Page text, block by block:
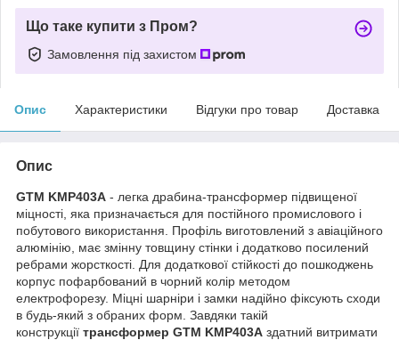
Що таке купити з Пром?
Замовлення під захистом
Опис Характеристики Відгуки про товар Доставка
Опис
GTM KMP403A - легка драбина-трансформер підвищеної
міцності, яка призначається для постійного промислового і
побутового використання. Профіль виготовлений з авіаційного
алюмінію, має змінну товщину стінки і додатково посилений
ребрами жорсткості. Для додаткової стійкості до пошкоджень
корпус пофарбований в чорний колір методом
електрофорезу. Міцні шарніри і замки надійно фіксують сходи
в будь-який з обраних форм. Завдяки такій
конструкції трансформер GTM KMP403A здатний витримати